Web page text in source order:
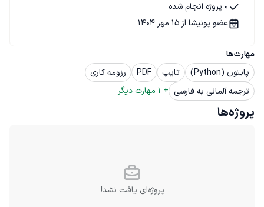
مهارت‌ها
پایتون (Python)
تایپ PDF
رزومه کاری
ترجمه آلمانی به فارسی +
1 مهارت دیگر
0 پروژه انجام شده
عضو پونیشا از 15 مهر 1404
پروژه‌ها
پروژه‌ای یافت نشد!